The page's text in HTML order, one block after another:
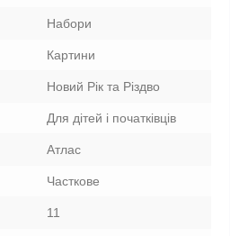
Набори
Картини
Новий Рік та Різдво
Для дітей і початківців
Атлас
Часткове
11